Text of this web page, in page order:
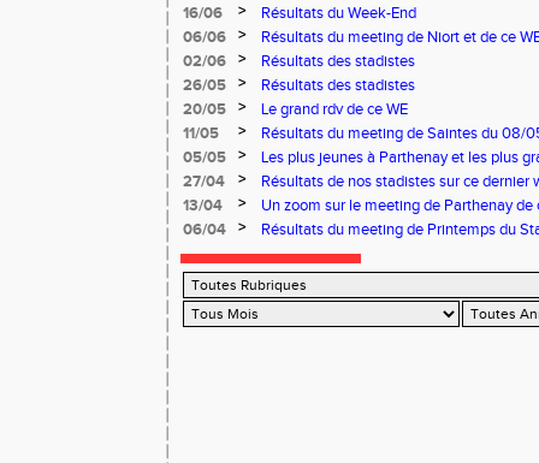
16/06
>
Résultats du Week-End
06/06
>
Résultats du meeting de Niort et de ce
02/06
>
Résultats des stadistes
26/05
>
Résultats des stadistes
20/05
>
Le grand rdv de ce WE
11/05
>
Résultats du meeting de Saintes du 08/
Niort du 11/05/2025
05/05 >
Les plus jeunes à Parthenay et les plus
03 et 04 mai
27/04 >
Résultats de nos stadistes sur ce dernier
13/04
>
Un zoom sur le meeting de Parthenay
06/04
> Résultats du meeting de Printemps du